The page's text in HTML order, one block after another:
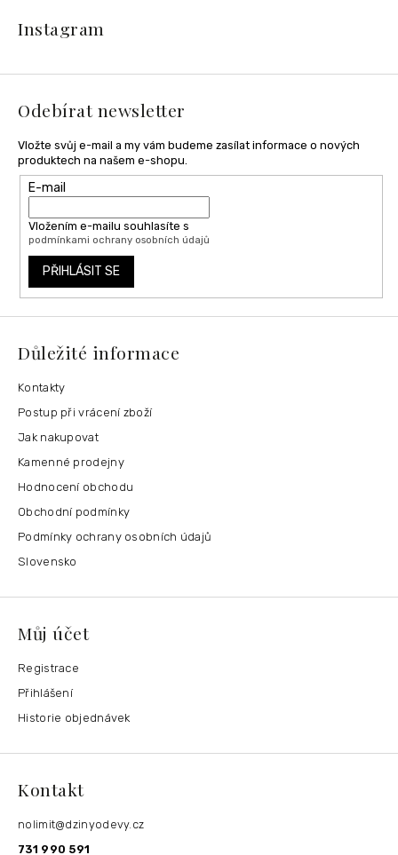
t
Instagram
Odebírat newsletter
Vložte svůj e-mail a my vám budeme zasílat informace o nových
produktech na našem e-shopu.
E-mail
Vložením e-mailu souhlasíte s
podmínkami ochrany osobních údajů
PŘIHLÁSIT SE
Důležité informace
Kontakty
Postup při vrácení zboží
Jak nakupovat
Kamenné prodejny
Hodnocení obchodu
Obchodní podmínky
Podmínky ochrany osobních údajů
Slovensko
Můj účet
Registrace
Přihlášení
Historie objednávek
Kontakt
nolimit@dzinyodevy.cz
731 990 591